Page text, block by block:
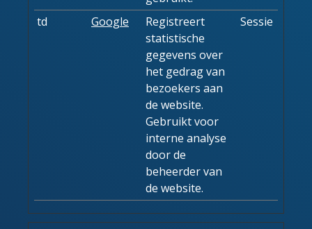
td Google
Registreert
statistische
gegevens over
het gedrag van
bezoekers aan
de website.
Gebruikt voor
interne analyse
door de
beheerder van
de website.
Sessie